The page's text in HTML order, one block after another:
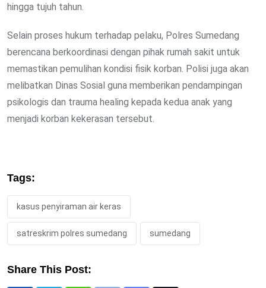
hingga tujuh tahun.
Selain proses hukum terhadap pelaku, Polres Sumedang
berencana berkoordinasi dengan pihak rumah sakit untuk
memastikan pemulihan kondisi fisik korban. Polisi juga akan
melibatkan Dinas Sosial guna memberikan pendampingan
psikologis dan trauma healing kepada kedua anak yang
menjadi korban kekerasan tersebut.
Tags:
kasus penyiraman air keras
satreskrim polres sumedang sumedang
Share This Post: